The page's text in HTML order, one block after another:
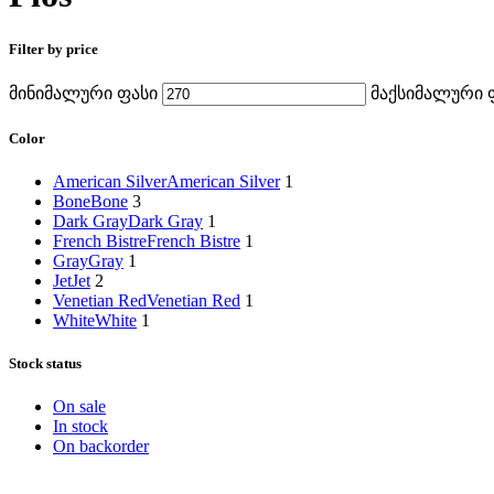
Filter by price
მინიმალური ფასი მაქსიმალური
Color
American SilverAmerican Silver 1
BoneBone 3
Dark GrayDark Gray 1
French BistreFrench Bistre 1
GrayGray 1
JetJet 2
Venetian RedVenetian Red 1
WhiteWhite 1
Stock status
On sale
In stock
On backorder